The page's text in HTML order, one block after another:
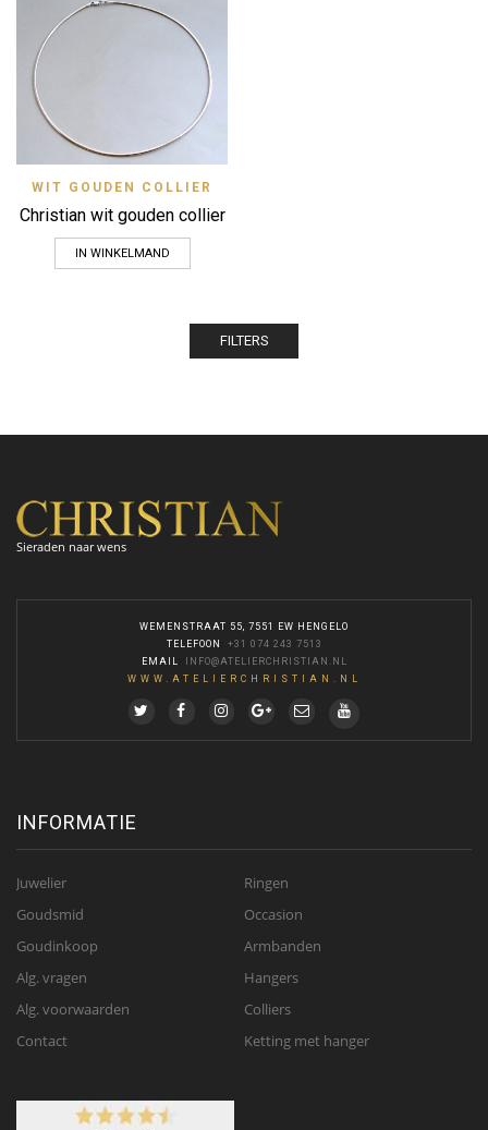
WIT GOUDEN COLLIER
Christian wit gouden collier
IN WINKELMAND
FILTERS
Sieraden naar wens
WEMENSTRAAT 55, 7551 EW HENGELO
TELEFOON
+31 074 243 7513
EMAIL
INFO@ATELIERCHRISTIAN.NL
WWW.ATELIERCHRISTIAN.NL
INFORMATIE
Juwelier
Goudsmid
Goudinkoop
Alg. vragen
Alg. voorwaarden
Contact
Ringen
Occasion
Armbanden
Hangers
Colliers
Ketting met hanger